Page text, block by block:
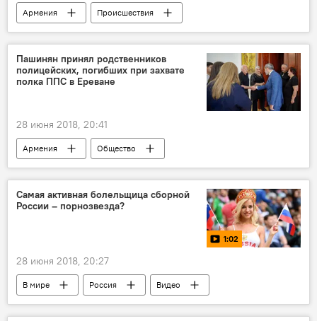
Армения
Происшествия
Происшествия и инциденты в Армении
уголовное дело
хищение
Пашинян принял родственников
полицейских, погибших при захвате
полка ППС в Ереване
28 июня 2018, 20:41
Армения
Общество
Захват полка ППС
Пашинян Никол
убийство
Сасна Црер
родственники
полицейские
Самая активная болельщица сборной
России – порнозвезда?
1:02
28 июня 2018, 20:27
В мире Россия
Видео
Мультимедиа
ЧМ-2018
матч